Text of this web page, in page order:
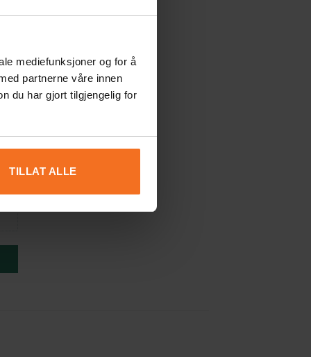
mediefunksjoner og for å
partnerne våre innen
du har gjort tilgjengelig for
TILLAT ALLE